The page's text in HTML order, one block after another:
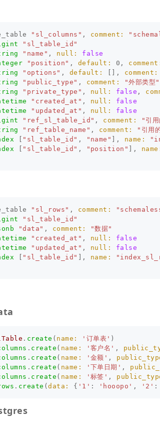
"sl_columns" , comment:
"sl_table_id"
"name" , null: false
"position" , default: 0 ,
"options" , default: [], comment:
"public_type" , comment:
"外部类型"
"private_type" , null: false ,
"created_at" , null: false
"updated_at" , null: false
"ref_sl_table_id" , comment:
"引
"ref_table_name" , comment:
"引用
"sl_table_id" , "name" ], name:
"sl_table_id" , "position" ],
"sl_rows" , comment:
"sl_table_id"
"data" , comment:
"数据"
"created_at" , null: false
"updated_at" , null: false
"sl_table_id" ], name:
. create ( name: '订单表' )
. create ( name: '客户名' ,
. create ( name: '金额' ,
. create ( name: '下单日期' ,
. create ( name: '标签' ,
. create (data: { '1' : 'hooopo' , '2' :